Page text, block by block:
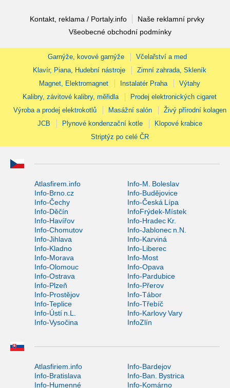
Kontakt, reklama / Portaly.info
Naše reklamní prvky
Všeobecné obchodní podmínky
Garnýže, kovové garnýže
Včelařství a med
Klavír, Piana, Hudební nástroje
Zimní zahrada, Skleník
Magnet, Elektromagnet
Instalatér Praha
Výtahy
Kalibry, závitové kalibry, měřidla
Prodej elektronických cigaret
Výroba a prodej elektrokotlů
Masážní salón
Živý přírodní kolagen
JCB
Plynové kondenzační kotle
Klopové krabice
Striptýz po celé ČR
Atlasfirem.info
Info-M. Boleslav
Info-Brno.cz
Info-Budějovice
Info-Čechy
Info-Česká Lípa
Info-Děčín
InfoFrýdek-Místek
Info-Havířov
Info-Hradec Kr.
Info-Chomutov
Info-Jablonec n.N.
Info-Jihlava
Info-Karviná
Info-Kladno
Info-Liberec
Info-Morava
Info-Most
Info-Olomouc
Info-Opava
Info-Ostrava
Info-Pardubice
Info-Plzeň
Info-Přerov
Info-Prostějov
Info-Tábor
Info-Teplice
Info-Třebíč
Info-Ústí n.L.
Info-Karlovy Vary
Info-Vysočina
InfoZlín
Atlasfiriem.info
Info-Bardejov
Info-Bratislava
Info-Ban. Bystrica
Info-Humenné
Info-Komárno